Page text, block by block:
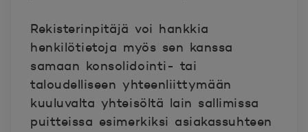
Rekisterinpitäjä voi hankkia
henkilötietoja myös sen kanssa
samaan konsolidointi- tai
taloudelliseen yhteenliittymään
kuuluvalta yhteisöltä lain sallimissa
puitteissa esimerkiksi asiakassuhteen